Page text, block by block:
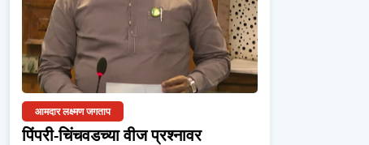
आमदार लक्ष्मण जगताप
पिंपरी-चिंचवडच्या वीज प्रश्नावर